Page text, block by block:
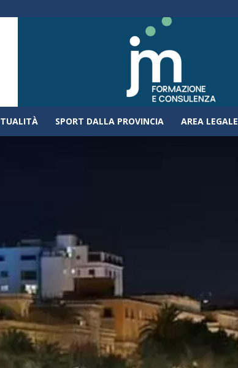
SPORT DALLA PROVINCIA AREA LEGALE